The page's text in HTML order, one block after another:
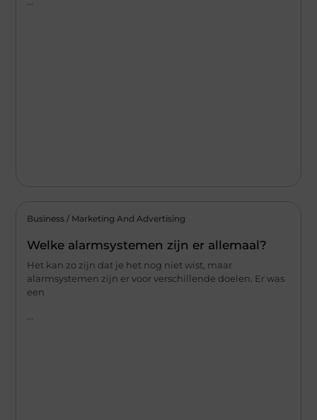
Business / Marketing And Advertising
Welke alarmsystemen zijn er allemaal?
Het kan zo zijn dat je het nog niet wist, maar
alarmsystemen zijn er voor verschillende doelen. Er was
een